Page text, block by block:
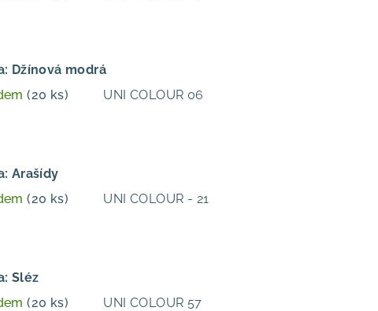
Džínová modrá
(20 ks) UNI COLOUR 06
Arašídy
(20 ks) UNI COLOUR - 21
Sléz
(20 ks) UNI COLOUR 57